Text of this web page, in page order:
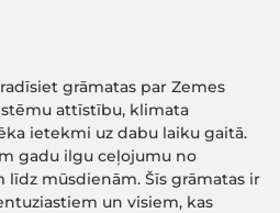
grāmatas par Zemes
attīstību, klimata
ietekmi uz dabu laiku gaitā.
gadu ilgu ceļojumu no
mūsdienām. Šīs grāmatas ir
un visiem, kas